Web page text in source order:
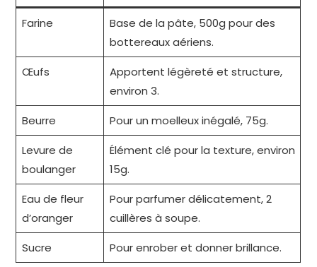
Farine
Base de la pâte, 500g pour des
bottereaux aériens.
Œufs
Apportent légèreté et structure,
environ 3.
Beurre
Pour un moelleux inégalé, 75g.
Levure de
boulanger
Élément clé pour la texture, environ
15g.
Eau de fleur
d’oranger
Pour parfumer délicatement, 2
cuillères à soupe.
Sucre
Pour enrober et donner brillance.